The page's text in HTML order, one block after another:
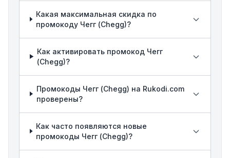
Какая максимальная скидка по
промокоду Чегг (Chegg)?
Как активировать промокод Чегг
(Chegg)?
Промокоды Чегг (Chegg) на Rukodi.com
проверены?
Как часто появляются новые
промокоды Чегг (Chegg)?